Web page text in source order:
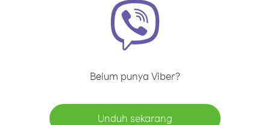
Belum punya Viber?
Unduh sekarang